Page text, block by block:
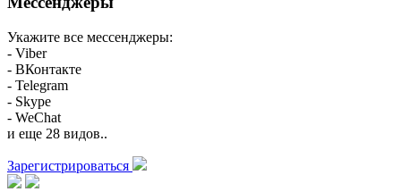
Укажите все мессенджеры:
- Viber
- ВКонтакте
- Telegram
- Skype
- WeChat
и еще 28 видов..
Зарегистрироваться